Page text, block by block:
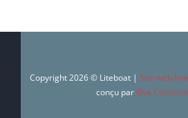
Copyright 2026 © Liteboat | Site web
conçu parØya